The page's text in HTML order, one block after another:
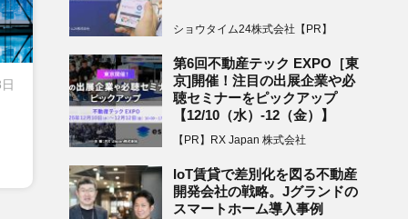
ショウタイム24株式会社【PR】
第6回不動産テック EXPO［東
京]開催！注目の出展企業や必
聴セミナーをピックアップ
【12/10（水）-12（金）】
【PR】RX Japan 株式会社
IoT賃貸で差別化を図る不動産
開発会社の戦略。Jグランドの
スマートホーム導入事例